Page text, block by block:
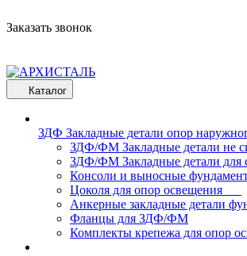
Заказать звонок
Каталог
ЗДФ Закладные детали опор
ЗДФ/ФМ Закладные детали не
ЗДФ/ФМ Закладные детали для
Консоли и выносные
Цоколя для опор освещения
Анкерные закладные детали
Фланцы для ЗДФ/ФМ
Комплекты крепежа для опор